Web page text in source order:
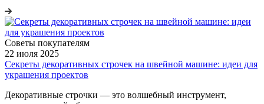
Советы покупателям
22 июля 2025
Секреты декоративных строчек на швейной машине: идеи для
украшения проектов
Декоративные строчки — это волшебный инструмент,